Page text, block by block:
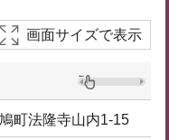
画面サイズで表示
町法隆寺山内1-15